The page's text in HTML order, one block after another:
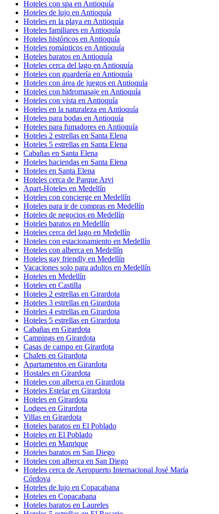
Hoteles con spa en Antioquía
Hoteles de lujo en Antioquía
Hoteles en la playa en Antioquía
Hoteles familiares en Antioquía
Hoteles históricos en Antioquía
Hoteles románticos en Antioquía
Hoteles baratos en Antioquía
Hoteles cerca del lago en Antioquía
Hoteles con guardería en Antioquía
Hoteles con área de juegos en Antioquía
Hoteles con hidromasaje en Antioquía
Hoteles con vista en Antioquía
Hoteles en la naturaleza en Antioquía
Hoteles para bodas en Antioquía
Hoteles para fumadores en Antioquía
Hoteles 2 estrellas en Santa Elena
Hoteles 5 estrellas en Santa Elena
Cabañas en Santa Elena
Hoteles haciendas en Santa Elena
Hoteles en Santa Elena
Hoteles cerca de Parque Arvi
Apart-Hoteles en Medellín
Hoteles con concierge en Medellín
Hoteles para ir de compras en Medellín
Hoteles de negocios en Medellín
Hoteles baratos en Medellín
Hoteles cerca del lago en Medellín
Hoteles con estacionamiento en Medellín
Hoteles con alberca en Medellín
Hoteles gay friendly en Medellín
Vacaciones solo para adultos en Medellín
Hoteles en Medellín
Hoteles en Castilla
Hoteles 2 estrellas en Girardota
Hoteles 3 estrellas en Girardota
Hoteles 4 estrellas en Girardota
Hoteles 5 estrellas en Girardota
Cabañas en Girardota
Campings en Girardota
Casas de campo en Girardota
Chalets en Girardota
Apartamentos en Girardota
Hostales en Girardota
Hoteles con alberca en Girardota
Hoteles Estelar en Girardota
Hoteles en Girardota
Lodges en Girardota
Villas en Girardota
Hoteles baratos en El Poblado
Hoteles en El Poblado
Hoteles en Manrique
Hoteles baratos en San Diego
Hoteles con alberca en San Diego
Hoteles cerca de Aeropuerto Internacional José María
Córdova
Hoteles de lujo en Copacabana
Hoteles en Copacabana
Hoteles baratos en Laureles